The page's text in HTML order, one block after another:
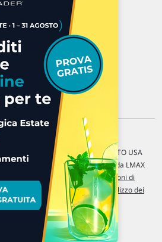
Chi siamo
e segnalazioni
Contattaci
Italia s.r.l.
borsa differite di 15 min. / MERCATO USA
/ FOREX Quotazioni fornite da LMAX
l'accettazione delle nostre Condizioni di
Politiche sulla privacye dell' Utilizzo dei